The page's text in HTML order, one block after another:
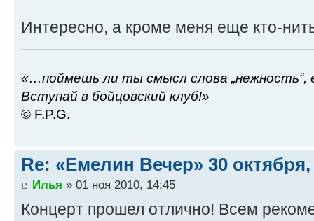
Интересно, а кроме меня еще кто-
«…поймешь ли ты смысл слова „нежность“,
Вступай в бойцовский клуб!»
© F.P.G.
Re: «Емелин Вечер» 30
Илья » 01 ноя 2010, 14:45
Концерт прошел отлично! Всем